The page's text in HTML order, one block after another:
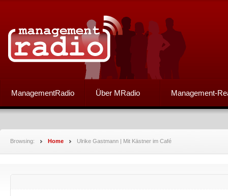
ManagementRadio Über MRadio Management-
Browsing: Home Ulrike Gastmann | Mit Kästner im Café